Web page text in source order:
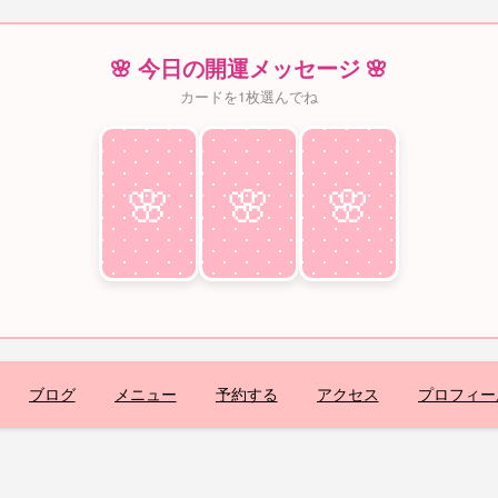
🌸 今日の開運メッセージ 🌸
カードを1枚選んでね
🌸
♥ 🌸
♥ 🌸
♥
ブログ メニュー 予約する アクセス プロフィ